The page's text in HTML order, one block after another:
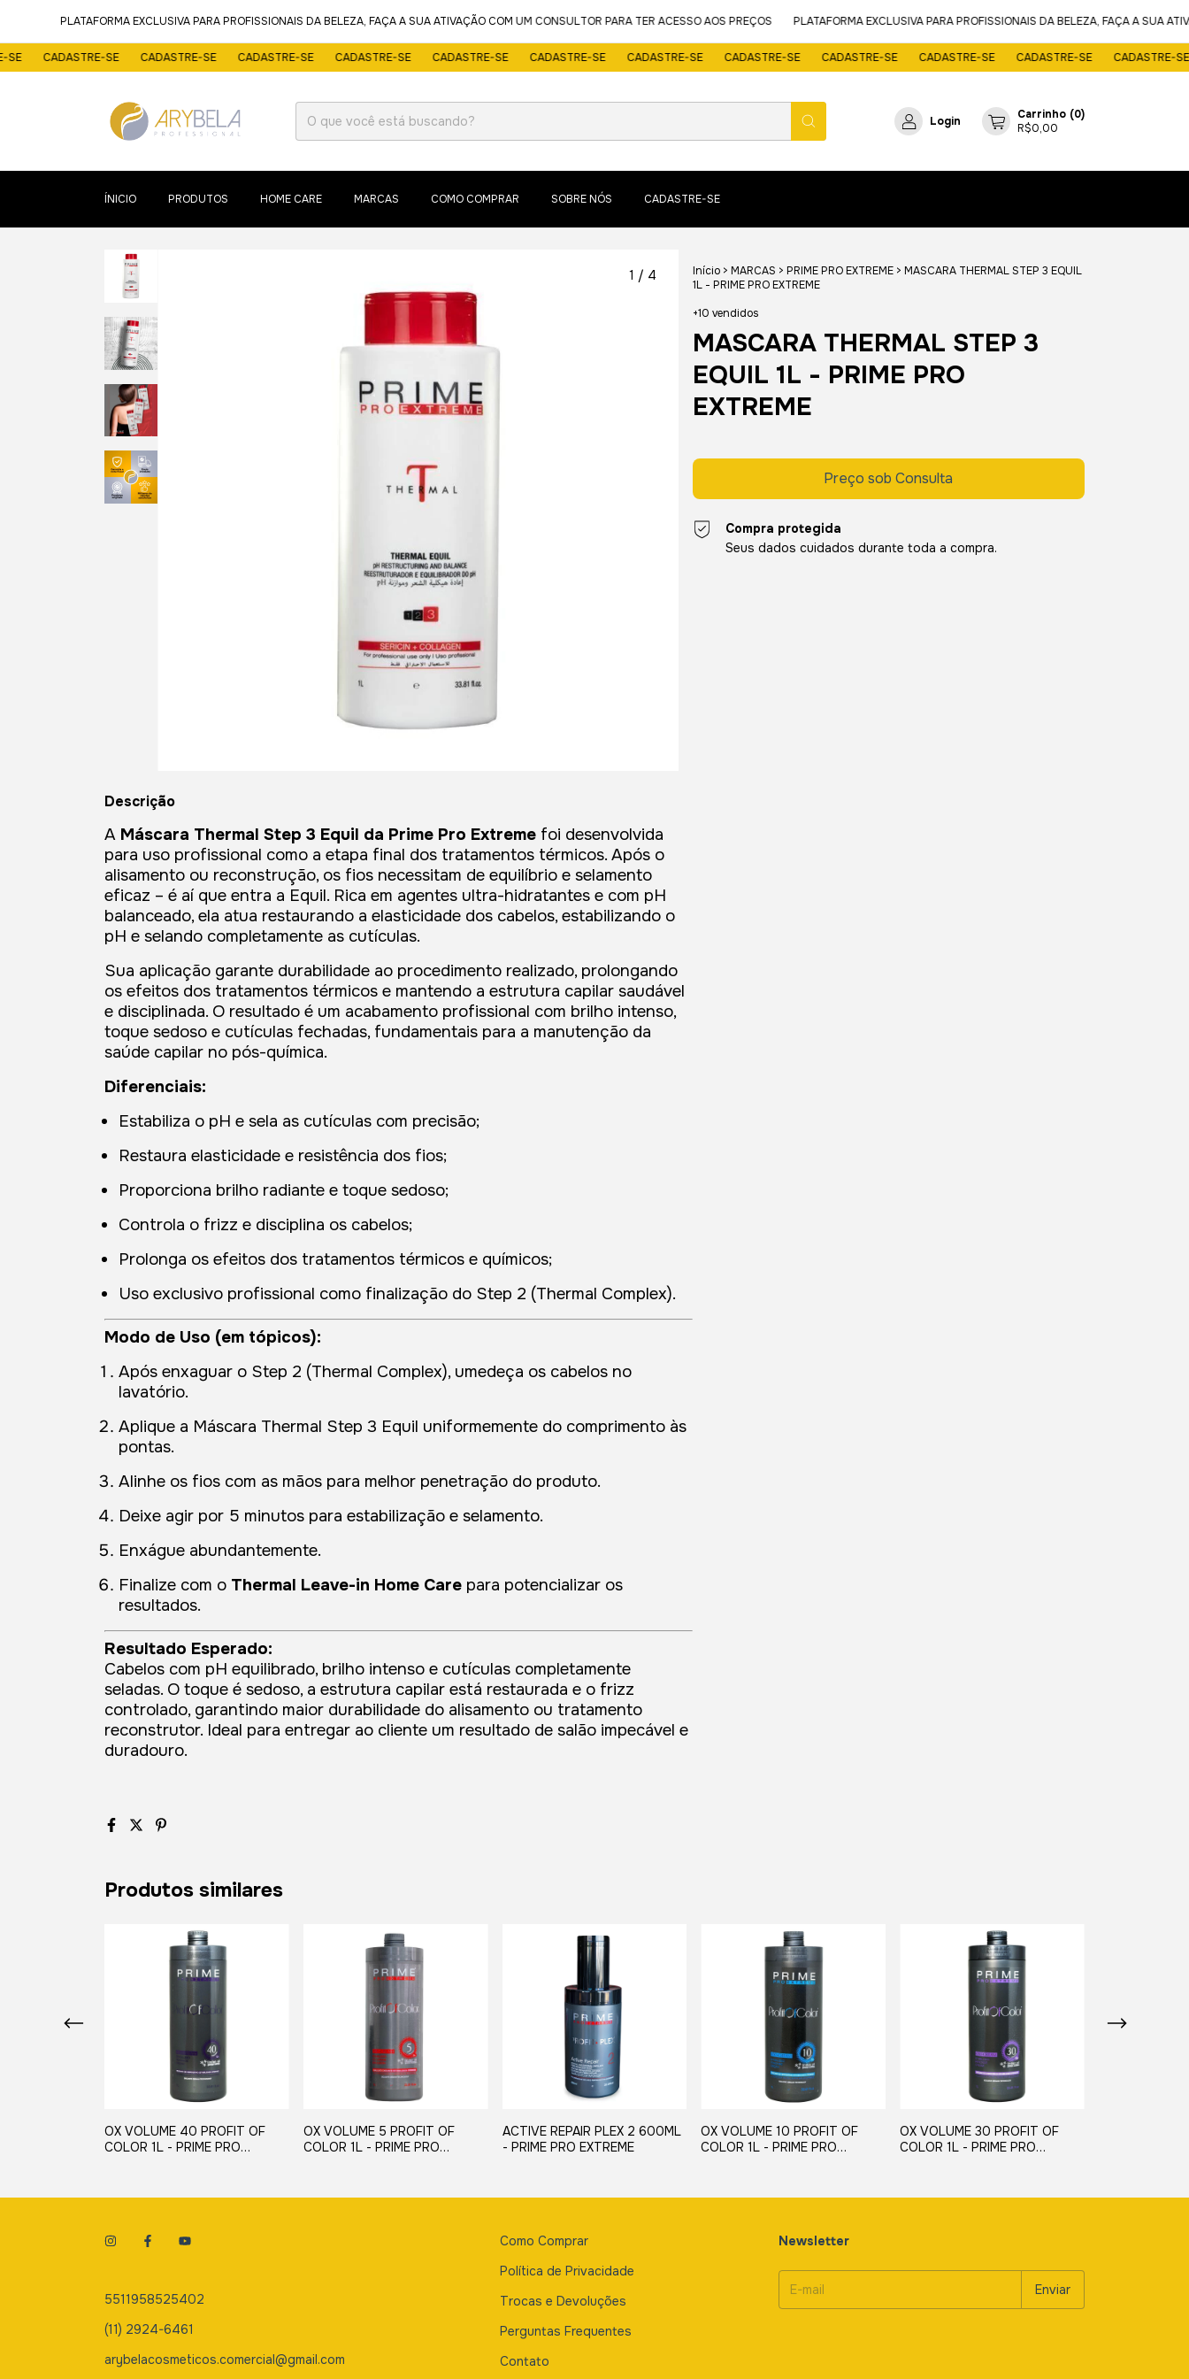
PLATAFORMA EXCLUSIVA PARA PROFISSIONAIS DA BELEZA, FAÇA A SUA ATIVAÇÃO COM UM CONSULTOR PARA TER ACESSO AOS PREÇOS PLATAFORMA EXCLUSIVA PARA PROFISSIONAIS DA BELEZA, FAÇA A SUA
CADASTRE-SE CADASTRE-SE CADASTRE-SE CADASTRE-SE CADASTRE-SE CADASTRE-SE CADASTRE-SE CADASTRE-SE CADASTRE-SE CADASTRE-SE CADASTRE-SE CADASTRE-SE
Login Carrinho (0)
R$0,00
ÍNICIO PRODUTOS HOME CARE MARCAS COMO COMPRAR SOBRE NÓS CADASTRE-SE
1 / 4 Início > MARCAS > PRIME PRO EXTREME > MASCARA THERMAL STEP 3 EQUIL
1L - PRIME PRO EXTREME
+10 vendidos
MASCARA THERMAL STEP 3
EQUIL 1L - PRIME PRO
EXTREME
Compra protegida
Seus dados cuidados durante toda a compra.
Descrição
A Máscara Thermal Step 3 Equil da Prime Pro Extreme foi desenvolvida
para uso profissional como a etapa final dos tratamentos térmicos. Após o
alisamento ou reconstrução, os fios necessitam de equilíbrio e selamento
eficaz – é aí que entra a Equil. Rica em agentes ultra-hidratantes e com pH
balanceado, ela atua restaurando a elasticidade dos cabelos, estabilizando o
pH e selando completamente as cutículas.
Sua aplicação garante durabilidade ao procedimento realizado, prolongando
os efeitos dos tratamentos térmicos e mantendo a estrutura capilar saudável
e disciplinada. O resultado é um acabamento profissional com brilho intenso,
toque sedoso e cutículas fechadas, fundamentais para a manutenção da
saúde capilar no pós-química.
Diferenciais:
Estabiliza o pH e sela as cutículas com precisão;
Restaura elasticidade e resistência dos fios;
Proporciona brilho radiante e toque sedoso;
Controla o frizz e disciplina os cabelos;
Prolonga os efeitos dos tratamentos térmicos e químicos;
Uso exclusivo profissional como finalização do Step 2 (Thermal Complex).
Modo de Uso (em tópicos):
Após enxaguar o Step 2 (Thermal Complex), umedeça os cabelos no
lavatório.
Aplique a Máscara Thermal Step 3 Equil uniformemente do comprimento às
pontas.
Alinhe os fios com as mãos para melhor penetração do produto.
Deixe agir por 5 minutos para estabilização e selamento.
Enxágue abundantemente.
Finalize com o Thermal Leave-in Home Care para potencializar os
resultados.
Resultado Esperado:
Cabelos com pH equilibrado, brilho intenso e cutículas completamente
seladas. O toque é sedoso, a estrutura capilar está restaurada e o frizz
controlado, garantindo maior durabilidade do alisamento ou tratamento
reconstrutor. Ideal para entregar ao cliente um resultado de salão impecável e
duradouro.
Produtos similares
OX VOLUME 40 PROFIT OF
COLOR 1L - PRIME PRO
OX VOLUME 5 PROFIT OF
COLOR 1L - PRIME PRO
ACTIVE REPAIR PLEX 2 600ML
- PRIME PRO EXTREME
OX VOLUME 10 PROFIT OF
COLOR 1L - PRIME PRO
OX VOLUME 30 PROFIT OF
COLOR 1L - PRIME PRO
5511958525402
(11) 2924-6461
arybelacosmeticos.comercial@gmail.com
Como Comprar
Política de Privacidade
Trocas e Devoluções
Perguntas Frequentes
Contato
Newsletter